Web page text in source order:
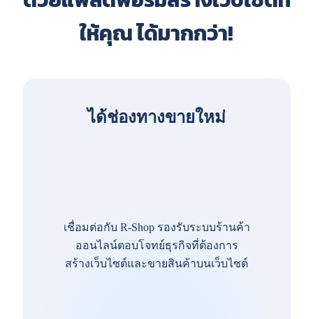
ให้คุณ ได้มากกว่า!
ได้ช่องทางขายใหม่
เชื่อมต่อกับ R-Shop รองรับระบบร้านค้า
ออนไลน์ตอบโจทย์ธุรกิจที่ต้องการ
สร้างเว็บไซต์และขายสินค้าบนเว็บไซต์